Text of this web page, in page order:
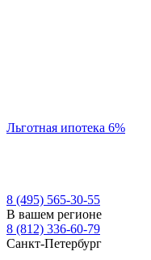
Льготная ипотека 6%
8 (495) 565-30-55
В вашем регионе
8 (812) 336-60-79
Санкт-Петербург